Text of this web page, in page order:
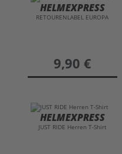
HELMEXPRESS
RETOURENLABEL EUROPA
preis
9,90 €
HELMEXPRESS
JUST RIDE Herren T-Shirt